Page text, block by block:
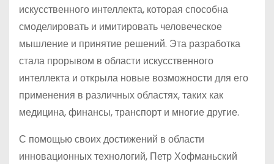
искусственного интеллекта, которая способна
смоделировать и имитировать человеческое
мышление и принятие решений. Эта разработка
стала прорывом в области искусственного
интеллекта и открыла новые возможности для его
применения в различных областях, таких как
медицина, финансы, транспорт и многие другие.
С помощью своих достижений в области
инновационных технологий, Петр Хофманьский